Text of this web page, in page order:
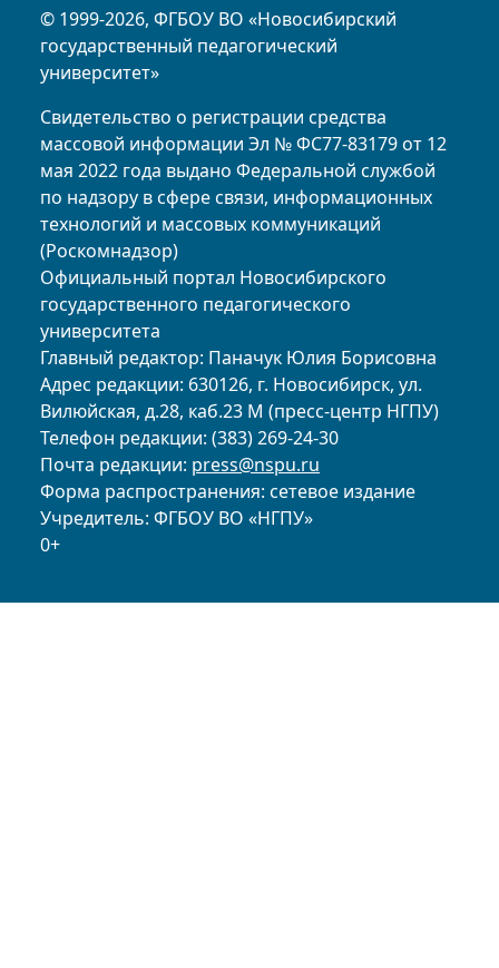
© 1999-2026, ФГБОУ ВО «Новосибирский
государственный педагогический
университет»
Свидетельство о регистрации средства
массовой информации Эл № ФС77-83179 от 12
мая 2022 года выдано Федеральной службой
по надзору в сфере связи, информационных
технологий и массовых коммуникаций
(Роскомнадзор)
Официальный портал Новосибирского
государственного педагогического
университета
Главный редактор: Паначук Юлия Борисовна
Адрес редакции: 630126, г. Новосибирск, ул.
Вилюйская, д.28, каб.23 М (пресс-центр НГПУ)
Телефон редакции: (383) 269-24-30
Почта редакции: press@nspu.ru
Форма распространения: сетевое издание
Учредитель: ФГБОУ ВО «НГПУ»
0+